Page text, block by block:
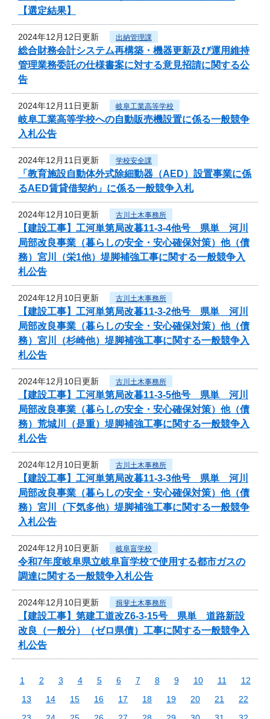
【選定結果】
2024年12月12日更新 出納管理課
総合財務会計システム再構築・機器更新及び運用維持
管理業務委託の仕様書案に対する意見招請に関する公
告
2024年12月11日更新 岐阜工業高等学校
岐阜工業高等学校への自動販売機設置に係る一般競争
入札公告
2024年12月11日更新 学校安全課
「教育施設自動体外式除細動器（AED）設置事業に係
るAED賃貸借契約」に係る一般競争入札
2024年12月10日更新 古川土木事務所
【建設工事】工河単第局改暮11-3-4他号 県単 河川
局部改良事業（暮らしの安全・安心確保対策）他（債
務）宮川（栄1他）堤脚補強工事に関する一般競争入
札公告
2024年12月10日更新 古川土木事務所
【建設工事】工河単第局改暮11-3-2他号 県単 河川
局部改良事業（暮らしの安全・安心確保対策）他（債
務）宮川（杉崎他）堤脚補強工事に関する一般競争入
札公告
2024年12月10日更新 古川土木事務所
【建設工事】工河単第局改暮11-3-5他号 県単 河川
局部改良事業（暮らしの安全・安心確保対策）他（債
務）荒城川（是重）堤脚補強工事に関する一般競争入
札公告
2024年12月10日更新 古川土木事務所
【建設工事】工河単第局改暮11-3-3他号 県単 河川
局部改良事業（暮らしの安全・安心確保対策）他（債
務）宮川（下気多他）堤脚補強工事に関する一般競争
入札公告
2024年12月10日更新 岐阜盲学校
令和7年度岐阜県立岐阜盲学校で使用する都市ガスの
調達に関する一般競争入札公告
2024年12月10日更新 揖斐土木事務所
【建設工事】第建工道改Z6-3-15号 県単 道路新設
改良（一般分）（ゼロ県債）工事に関する一般競争入
札公告
1 2 3 4 5 6 7 8 9 10 11
12
13
14 15 16 17 18 19 20 21
22